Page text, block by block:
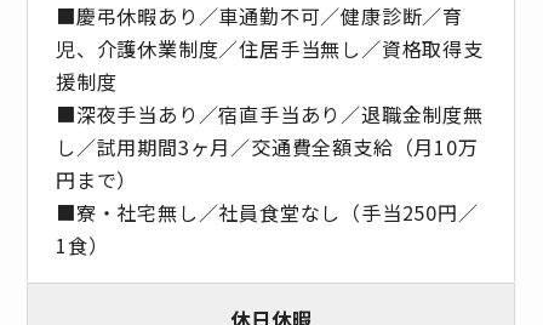
■慶弔休暇あり／車通勤不可／健康診断／育
児、介護休業制度／住居手当無し／資格取得支
援制度
■深夜手当あり／宿直手当あり／退職金制度無
し／試用期間3ヶ月／交通費全額支給（月10万
円まで）
■寮・社宅無し／社員食堂なし（手当250円／
1食）
休日休暇